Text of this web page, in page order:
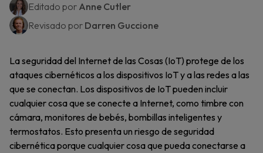
Editado por Anne Cutler
Revisado por Darren Guccione
La seguridad del Internet de las Cosas (IoT) protege de los
ataques cibernéticos a los dispositivos IoT y a las redes a las
que se conectan. Los dispositivos de IoT pueden incluir
cualquier cosa que se conecte a Internet, como timbre con
cámara, monitores de bebés, bombillas inteligentes y
termostatos. Esto presenta un riesgo de seguridad
cibernética porque cualquier cosa que pueda conectarse a